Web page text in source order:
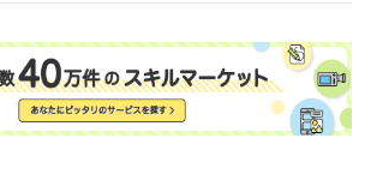
イティブツール
ト:5年
:5年Numbers:10年Pages:10年
年STORES:1年弥生会計:1年
Microsoft Project:4年ChatGPT:2年Bard:1年